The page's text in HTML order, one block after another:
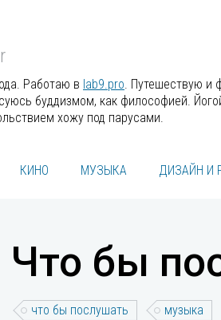
Работаю в lab9.pro. Путешествую и
буддизмом, как философией.
хожу под парусами.
КИНО МУЗЫКА ДИЗАЙН И
Что бы
что бы послушать музыка